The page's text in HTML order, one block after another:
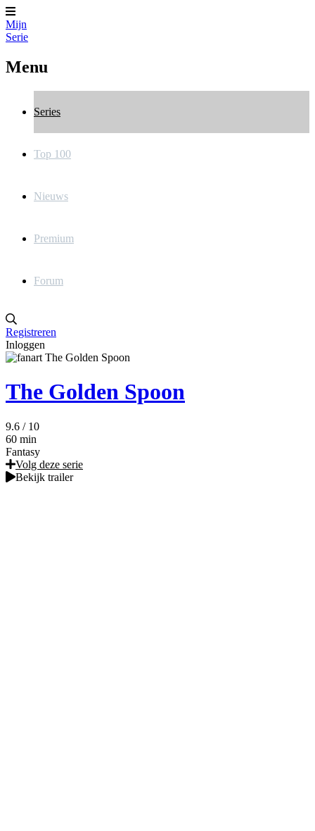
Mijn
Serie
Menu
Series
Top 100
Nieuws
Premium
Forum
Registreren
Inloggen
The Golden Spoon
9.6 / 10
60 min
Fantasy
Volg deze serie
Bekijk trailer